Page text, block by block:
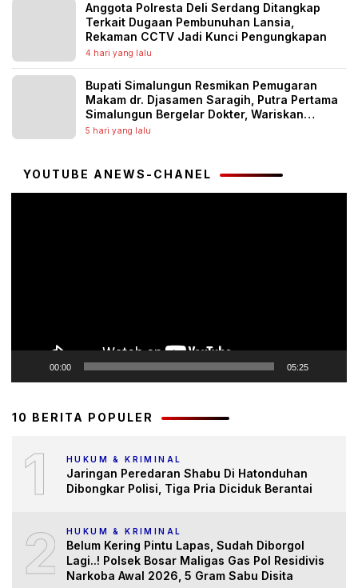
Anggota Polresta Deli Serdang Ditangkap
Terkait Dugaan Pembunuhan Lansia,
Rekaman CCTV Jadi Kunci Pengungkapan
4 hari yang lalu
Bupati Simalungun Resmikan Pemugaran
Makam dr. Djasamen Saragih, Putra Pertama
Simalungun Bergelar Dokter, Wariskan
Semangat Pengabdian untuk Generasi
5 hari yang lalu
YOUTUBE ANEWS-CHANEL
00:00 05:25
10 BERITA POPULER
1 HUKUM & KRIMINAL
Jaringan Peredaran Shabu Di Hatonduhan
Dibongkar Polisi, Tiga Pria Diciduk Berantai
2 HUKUM & KRIMINAL
Belum Kering Pintu Lapas, Sudah Diborgol
Lagi..! Polsek Bosar Maligas Gas Pol Residivis
Narkoba Awal 2026, 5 Gram Sabu Disita